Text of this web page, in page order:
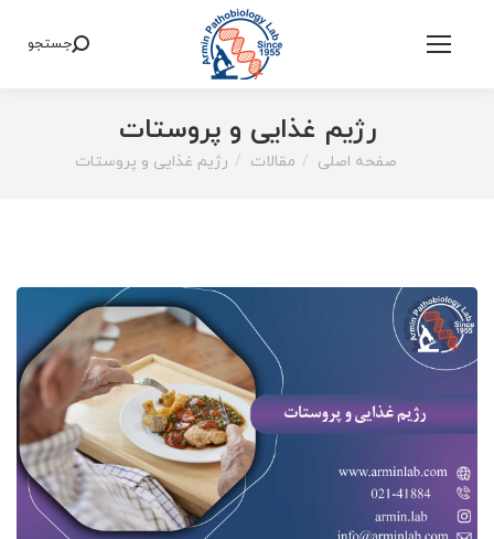
Search:
جستجو
رژیم غذایی و پروستات
You are here:
صفحه اصلی مقالات رژیم غذایی و پروستات